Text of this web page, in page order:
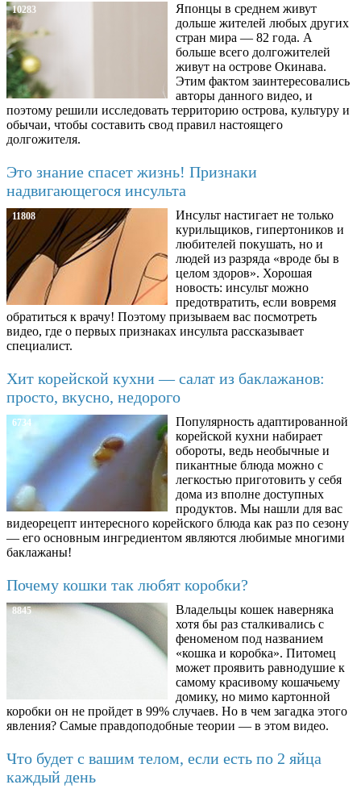
10283
Японцы в среднем живут
дольше жителей любых других
стран мира — 82 года. А
больше всего долгожителей
живут на острове Окинава.
Этим фактом заинтересовались
авторы данного видео, и
поэтому решили исследовать территорию острова, культуру и
обычаи, чтобы составить свод правил настоящего
долгожителя.
Это знание спасет жизнь! Признаки
надвигающегося инсульта
11808
Инсульт настигает не только
курильщиков, гипертоников и
любителей покушать, но и
людей из разряда «вроде бы в
целом здоров». Хорошая
новость: инсульт можно
предотвратить, если вовремя
обратиться к врачу! Поэтому призываем вас посмотреть
видео, где о первых признаках инсульта рассказывает
специалист.
Хит корейской кухни — салат из баклажанов:
просто, вкусно, недорого
6734
Популярность адаптированной
корейской кухни набирает
обороты, ведь необычные и
пикантные блюда можно с
легкостью приготовить у себя
дома из вполне доступных
продуктов. Мы нашли для вас
видеорецепт интересного корейского блюда как раз по сезону
— его основным ингредиентом являются любимые многими
баклажаны!
Почему кошки так любят коробки?
8845
Владельцы кошек наверняка
хотя бы раз сталкивались с
феноменом под названием
«кошка и коробка». Питомец
может проявить равнодушие к
самому красивому кошачьему
домику, но мимо картонной
коробки он не пройдет в 99% случаев. Но в чем загадка этого
явления? Самые правдоподобные теории — в этом видео.
Что будет с вашим телом, если есть по 2 яйца
каждый день